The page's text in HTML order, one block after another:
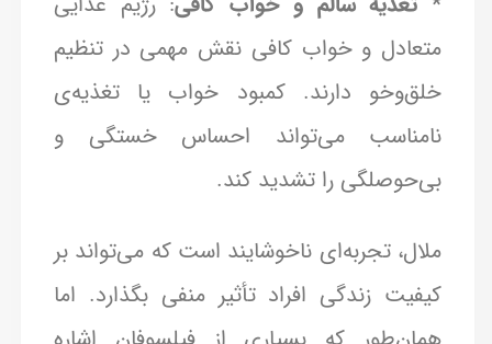
متعادل و خواب کافی نقش مهمی در تنظیم
خلق‌وخو دارند. کمبود خواب یا تغذیه‌ی
نامناسب می‌تواند احساس خستگی و
بی‌حوصلگی را تشدید کند.
ملال، تجربه‌ای ناخوشایند است که می‌تواند بر
کیفیت زندگی افراد تأثیر منفی بگذارد. اما